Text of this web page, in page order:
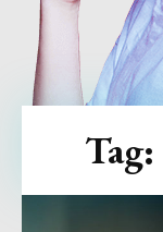
Tag: